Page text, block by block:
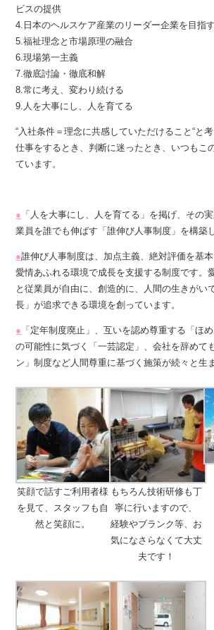
ビスの提供
4.日本のヘルスケア産業のリーダー企業を目指す
5.福祉理念と市場原理の融合
6.現場第一主義
7.徹底討論・徹底和解
8.常に考え、変わり続ける
9.人を大事にし、人を育てる
“入社条件＝理念に共感していただけること“と考
仕事をするとき、判断に迷ったとき、いつもこ
ています。
● 「人を大事にし、人を育てる」を掲げ、その
業員を誰でも伸ばす「誰伸び人事制度」を構築
●誰伸び人事制度は、加点主義、絶対評価を基
愛情あふれる環境で成長を支援する制度です。
と従業員が自由に、創造的に、人間の生きがい
長」が追求できる環境を創っています。
● 「定年制度廃止」、互いを認め尊重する「ほ
の可能性に気づく「一芸認定」、会社を辞めて
ン」制度など人間尊重に基づく施策が続々と生
笑顔で話すご利用者様
を見て、スタッフも自
然と笑顔に。
もちろん技術研修も丁
寧に行いますので、
経験やブランク等、お
気になさらなくて大丈
夫です！